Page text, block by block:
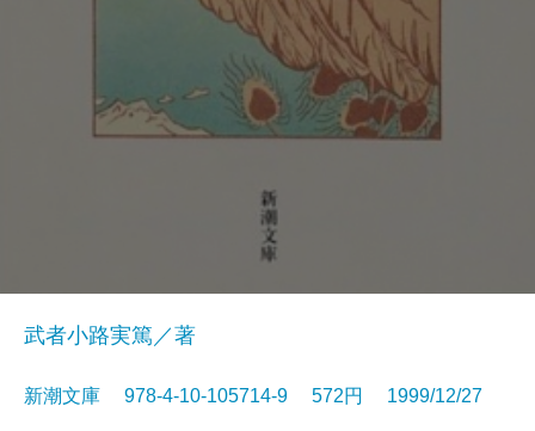
武者小路実篤／著
新潮文庫 978-4-10-105714-9 572円 1999/12/27